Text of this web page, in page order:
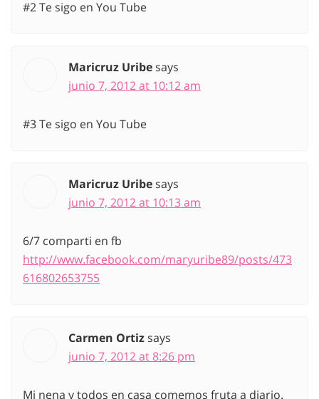
#2 Te sigo en You Tube
Maricruz Uribesays
junio 7, 2012 at 10:12 am
#3 Te sigo en You Tube
Maricruz Uribesays
junio 7, 2012 at 10:13 am
6/7 comparti en fb
http://www.facebook.com/maryuribe89/posts/473
616802653755
Carmen Ortizsays
junio 7, 2012 at 8:26 pm
Mi nena y todos en casa comemos fruta a diario.